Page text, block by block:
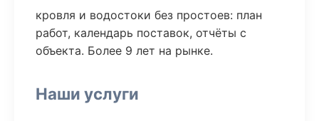
кровля и водостоки без простоев: план
работ, календарь поставок, отчёты с
объекта. Более 9 лет на рынке.
Наши услуги